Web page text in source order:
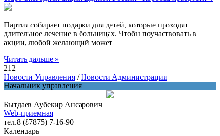
Партия собирает подарки для детей, которые проходят
длительное лечение в больницах. Чтобы поучаствовать в
акции, любой желающий может
Читать дальше »
212
Новости Управления /Новости Администрации
Начальник управления
Бытдаев Аубекир Ансарович
Web-приемная
тел.8 (87875) 7-16-90
Календарь